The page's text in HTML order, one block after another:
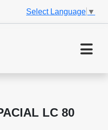
Select Language ▼
LC 80